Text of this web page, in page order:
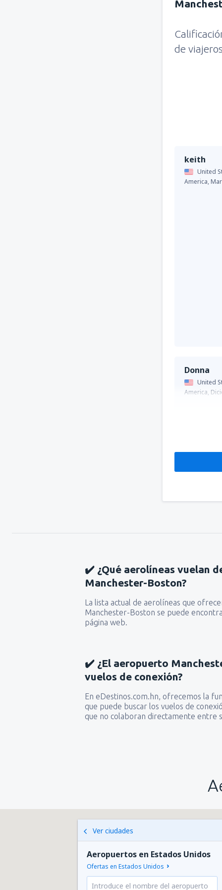
de
keith
United
America,
Donna
United
America,
✔️ ¿Qué aerolíneas vuelan
Manchester-Boston?
La lista actual de aerolíneas que
Manchester-Boston se puede
página web.
✔️ ¿El aeropuerto
vuelos de conexión?
En eDestinos.com.hn, ofrecemos la
que puede buscar los vuelos de
que no colaboran directamente entre
Ver ciudades
Aeropuertos en Estados Unidos
Ofertas en Estados Unidos